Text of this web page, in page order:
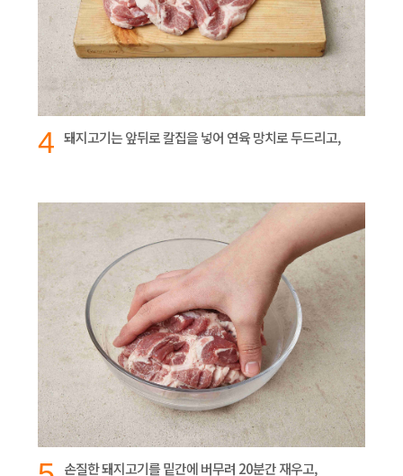
4 돼지고기는 앞뒤로 칼집을 넣어 연육 망치로 두드리고,
손질한 돼지고기를 밑간에 버무려 20분간 재우고,